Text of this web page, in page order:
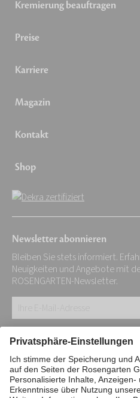
Kremierung beauftragen
Preise
Karriere
Magazin
Kontakt
Shop
Newsletter abonnieren
Bleiben Sie stets informiert.
Neuigkeiten und Angebote mit
ROSENGARTEN-Newsletter.
E-
Mail-
Adresse:
*
Impressum Datenschutz
Interne Meldestelle